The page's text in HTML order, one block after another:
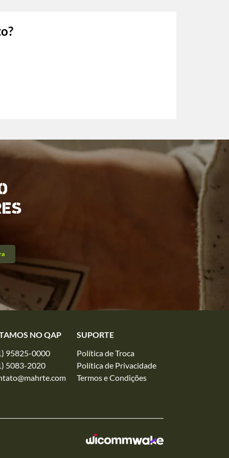
NO QAP
95825-0000
5083-2020
SUPORTE
Política de Troca
Política de Privacidade
Termos e Condições